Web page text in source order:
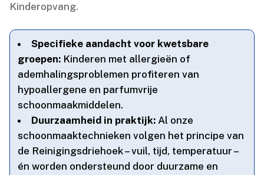
Kinderopvang.​
Specifieke aandacht voor kwetsbare
groepen: Kinderen met allergieën of
ademhalingsproblemen profiteren van
hypoallergene en parfumvrije
schoonmaakmiddelen.​
Duurzaamheid in praktijk: Al onze
schoonmaaktechnieken volgen het principe van
de Reinigingsdriehoek – vuil, tijd, temperatuur –
én worden ondersteund door duurzame en